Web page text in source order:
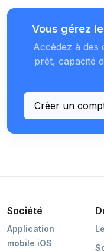
Vous gérez
Accédez à des
prêt, capacité
Créer un
Société
Application
mobile iOS